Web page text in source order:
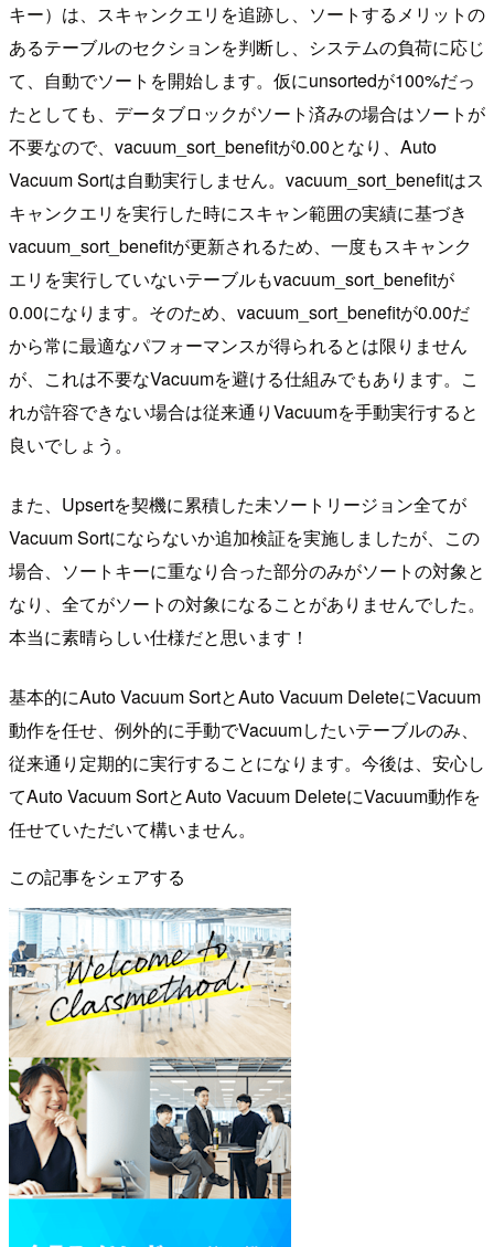
キー）は、スキャンクエリを追跡し、ソートするメリットの
あるテーブルのセクションを判断し、システムの負荷に応じ
て、自動でソートを開始します。仮にunsortedが100%だっ
たとしても、データブロックがソート済みの場合はソートが
不要なので、vacuum_sort_benefitが0.00となり、Auto
Vacuum Sortは自動実行しません。vacuum_sort_benefitはス
キャンクエリを実行した時にスキャン範囲の実績に基づき
vacuum_sort_benefitが更新されるため、一度もスキャンク
エリを実行していないテーブルもvacuum_sort_benefitが
0.00になります。そのため、vacuum_sort_benefitが0.00だ
から常に最適なパフォーマンスが得られるとは限りません
が、これは不要なVacuumを避ける仕組みでもあります。こ
れが許容できない場合は従来通りVacuumを手動実行すると
良いでしょう。
また、Upsertを契機に累積した未ソートリージョン全てが
Vacuum Sortにならないか追加検証を実施しましたが、この
場合、ソートキーに重なり合った部分のみがソートの対象と
なり、全てがソートの対象になることがありませんでした。
本当に素晴らしい仕様だと思います！
基本的にAuto Vacuum SortとAuto Vacuum DeleteにVacuum
動作を任せ、例外的に手動でVacuumしたいテーブルのみ、
従来通り定期的に実行することになります。今後は、安心し
てAuto Vacuum SortとAuto Vacuum DeleteにVacuum動作を
任せていただいて構いません。
この記事をシェアする